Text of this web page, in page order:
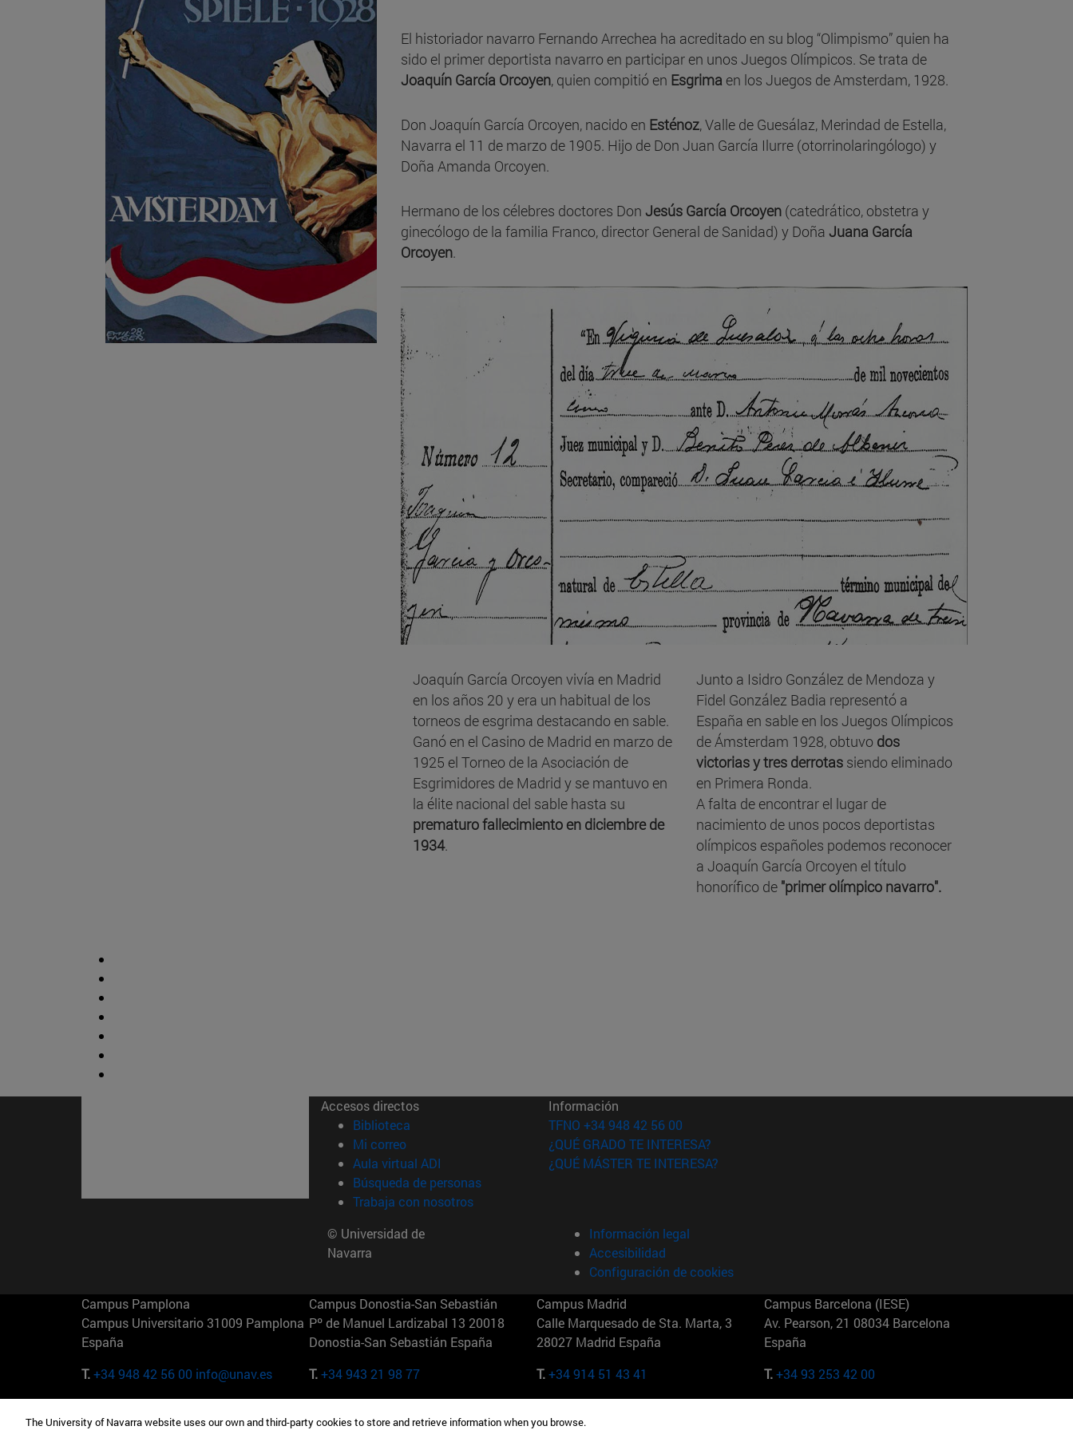
El historiador navarro Fernando Arrechea ha acreditado en su blog “Olimpismo” quien ha
sido el primer deportista navarro en participar en unos Juegos Olímpicos. Se trata de
Joaquín García Orcoyen, quien compitió en Esgrima en los Juegos de Amsterdam, 1928.
Don Joaquín García Orcoyen, nacido en Esténoz, Valle de Guesálaz, Merindad de Estella,
Navarra el 11 de marzo de 1905. Hijo de Don Juan García Ilurre (otorrinolaringólogo) y
Doña Amanda Orcoyen.
Hermano de los célebres doctores Don Jesús García Orcoyen(catedrático, obstetra y
ginecólogo de la familia Franco, director General de Sanidad) y Doña Juana García
Orcoyen.
Joaquín García Orcoyen vivía en Madrid
en los años 20 y era un habitual de los
torneos de esgrima destacando en sable.
Ganó en el Casino de Madrid en marzo de
1925 el Torneo de la Asociación de
Esgrimidores de Madrid y se mantuvo en
la élite nacional del sable hasta su
prematuro fallecimiento en diciembre de
1934.
Junto a Isidro González de Mendoza y
Fidel González Badia representó a
España en sable en los Juegos Olímpicos
de Ámsterdam 1928, obtuvo dos
victorias y tres derrotassiendo eliminado
en Primera Ronda.
A falta de encontrar el lugar de
nacimiento de unos pocos deportistas
olímpicos españoles podemos reconocer
a Joaquín García Orcoyen el título
honorífico de "primer olímpico navarro".
Accesos directos
Biblioteca (abre en nueva ventana)
Mi correo(abre en nueva ventana)
Aula virtual ADI (abre en nueva ventana)
Búsqueda de personas(abre en nueva ventana)
Trabaja con nosotros(abre en nueva ventana)
Información
TFNO +34 948 42 56 00
¿QUÉ GRADO TE INTERESA?
¿QUÉ MÁSTER TE INTERESA?
© Universidad de
Navarra
Información legal
Accesibilidad
Configuración de cookies
Campus Pamplona
Campus Universitario 31009 Pamplona
España
T.+34 948 42 56 00 info@unav.es
Campus Donostia-San Sebastián
Pº de Manuel Lardizabal 13 20018
Donostia-San Sebastián España
T.+34 943 21 98 77
Campus Madrid
Calle Marquesado de Sta. Marta, 3
28027 Madrid España
T.+34 914 51 43 41
Campus Barcelona (IESE)
Av. Pearson, 21 08034 Barcelona
España
T.+34 93 253 42 00
Camino del Cerro Águila 3 28023
165 W 57th St 10019-2201 Nueva York Maria-Theresia-Straße 15 81675
The University of Navarra website uses our own and third-party cookies to store and retrieve information when you browse.